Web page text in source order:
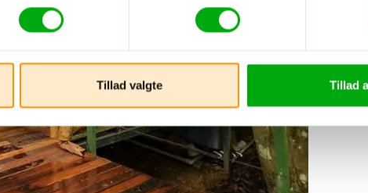
Tillad valgte Tillad